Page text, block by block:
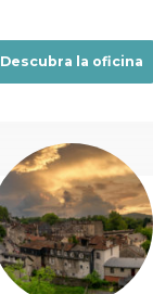
Descubra la oficina